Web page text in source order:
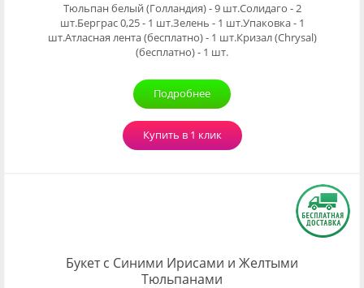
Тюльпан белый (Голландия) - 9 шт.Солидаго - 2
шт.Берграс 0,25 - 1 шт.Зелень - 1 шт.Упаковка - 1
шт.Атласная лента (бесплатно) - 1 шт.Кризал (Chrysal)
(бесплатно) - 1 шт.
Подробнее
Купить в 1 клик
Букет с Синими Ирисами и Желтыми
Тюльпанами